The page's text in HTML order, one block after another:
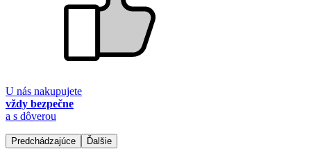
U nás nakupujete
vždy bezpečne
a s dôverou
Predchádzajúce Ďalšie